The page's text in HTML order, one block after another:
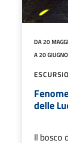
DA 20
A 20
delle
Il bosco